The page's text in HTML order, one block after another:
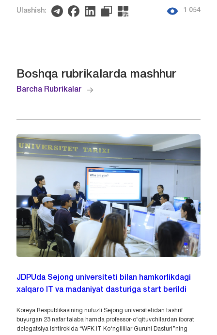
Ulashish: 1 054
Boshqa rubrikalarda mashhur
Barcha Rubrikalar
JDPUda Sejong universiteti bilan hamkorlikdagi
xalqaro IT va madaniyat dasturiga start berildi
Koreya Respublikasining nufuzli Sejong universitetidan tashrif
buyurgan 23 nafar talaba hamda professor-o‘qituvchilardan iborat
delegatsiya ishtirokida “WFK IT Ko‘ngillilar Guruhi Dasturi”ning